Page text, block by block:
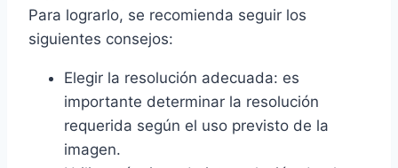
Para lograrlo, se recomienda seguir los
siguientes consejos:
Elegir la resolución adecuada: es
importante determinar la resolución
requerida según el uso previsto de la
imagen.